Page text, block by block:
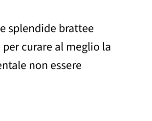
splendide brattee
curare al meglio la
non essere